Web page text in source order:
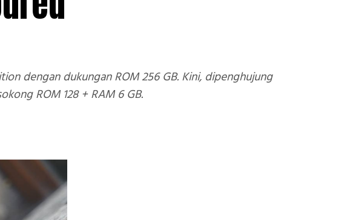
dengan dukungan ROM 256 GB. Kini, dipenghujung
ROM 128 + RAM 6 GB.